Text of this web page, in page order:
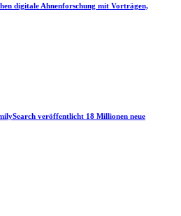
digitale Ahnenforschung mit Vorträgen,
veröffentlicht 18 Millionen neue